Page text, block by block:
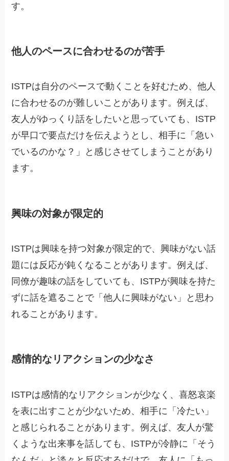
す。
他人のペースに合わせるのが苦手
ISTPは自分のペースで動くことを好むため、他人
に合わせるのが難しいことがあります。例えば、
友人がゆっくり話をしたいと思っていても、ISTP
が早口で要点だけを伝えようとし、相手に「急い
でいるのかな？」と感じさせてしまうことがあり
ます。
興味の対象が限定的
ISTPは興味を持つ対象が限定的で、興味がない話
題には反応が鈍くなることがあります。例えば、
同僚が趣味の話をしていても、ISTPが興味を持た
ずに話を遮ることで「他人に興味がない」と思わ
れることがあります。
感情的なリアクションの少なさ
ISTPは感情的なリアクションが少なく、喜怒哀楽
を表に出すことが少ないため、相手に「冷たい」
と感じられることがあります。例えば、友人が驚
くような出来事を話しても、ISTPが冷静に「そう